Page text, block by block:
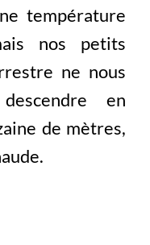
température
nos petits
ne nous
en
de mètres,